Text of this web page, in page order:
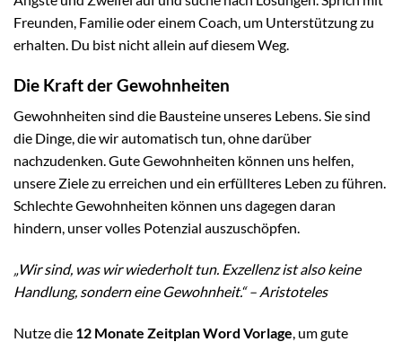
Freunden, Familie oder einem Coach, um Unterstützung zu
erhalten. Du bist nicht allein auf diesem Weg.
Die Kraft der Gewohnheiten
Gewohnheiten sind die Bausteine unseres Lebens. Sie sind
die Dinge, die wir automatisch tun, ohne darüber
nachzudenken. Gute Gewohnheiten können uns helfen,
unsere Ziele zu erreichen und ein erfüllteres Leben zu führen.
Schlechte Gewohnheiten können uns dagegen daran
hindern, unser volles Potenzial auszuschöpfen.
„Wir sind, was wir wiederholt tun. Exzellenz ist also keine
Handlung, sondern eine Gewohnheit.“ – Aristoteles
Nutze die 12 Monate Zeitplan Word Vorlage, um gute